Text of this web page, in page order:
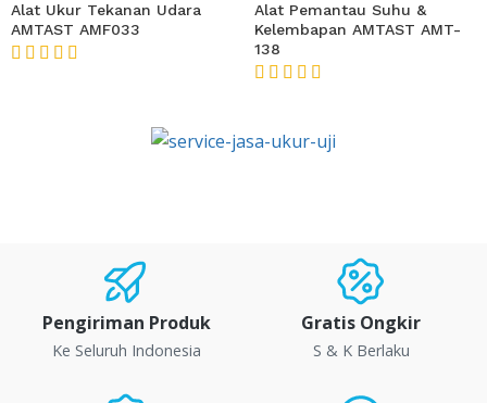
Alat Ukur Tekanan Udara
AMTAST AMF033
Alat Pemantau Suhu &
Kelembapan AMTAST AMT-
138
Pengiriman Produk
Ke Seluruh Indonesia
Gratis Ongkir
S & K Berlaku